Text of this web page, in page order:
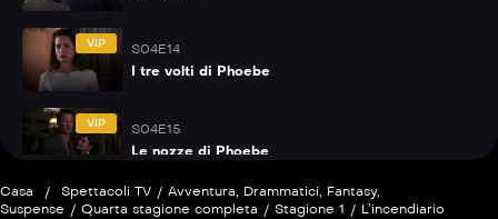
VIP
S04E14
I tre volti di Phoebe
VIP
S04E15
Le nozze di Phoebe
Casa / Spettacoli TV / Avventura, Drammatici, Fantasy,
Suspense / Quarta stagione completa / Stagione 1 / L’incendiario